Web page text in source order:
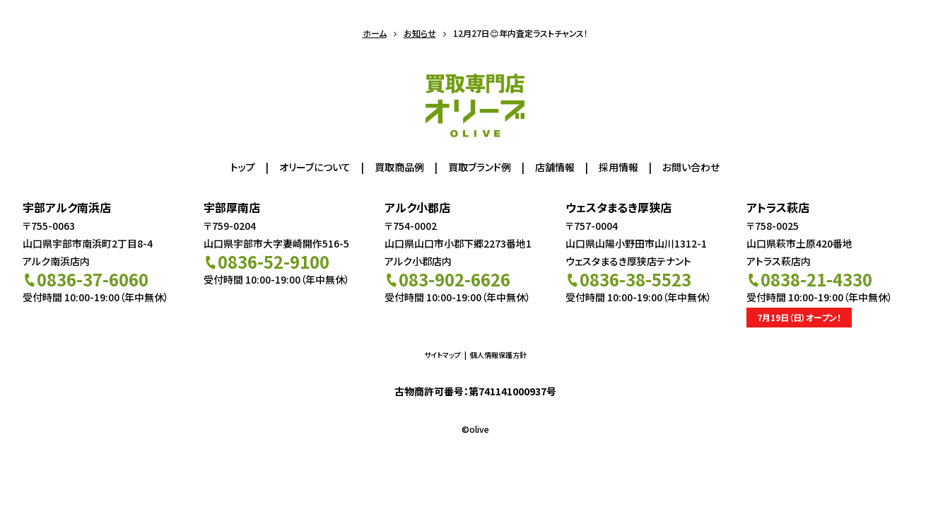
ホーム お知らせ 12月27日😊年内査定ラストチャンス！
トップ オリーブについて 買取商品例 買取ブランド例 店舗情報 採用情報 お問い合わせ
宇部アルク南浜店
〒755-0063
山口県宇部市南浜町2丁目8-4
アルク南浜店内
0836-37-6060
受付時間 10:00-19:00（年中無休）
宇部厚南店
〒759-0204
山口県宇部市大字妻崎開作516-5
0836-52-9100
受付時間 10:00-19:00（年中無休）
アルク小郡店
〒754-0002
山口県山口市小郡下郷2273番地1
アルク小郡店内
083-902-6626
受付時間 10:00-19:00（年中無休）
ウェスタまるき厚狭店
〒757-0004
山口県山陽小野田市山川1312-1
ウェスタまるき厚狭店テナント
0836-38-5523
受付時間 10:00-19:00（年中無休）
アトラス萩店
〒758-0025
山口県萩市土原420番地
アトラス萩店内
0838-21-4330
受付時間 10:00-19:00（年中無休）
7月19日（日）オープン！
サイトマップ 個人情報保護方針
古物商許可番号：第741141000937号
©︎olive